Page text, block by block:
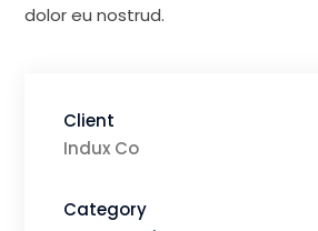
dolor eu nostrud.
Client
Indux Co
Category